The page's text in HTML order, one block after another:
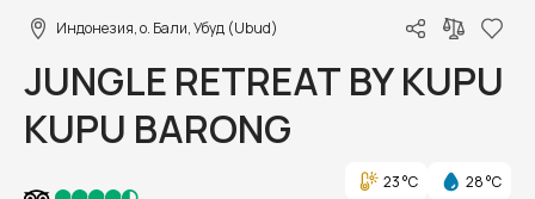
Индонезия, о. Бали, Убуд (Ubud)
JUNGLE RETREAT BY KUPU
KUPU BARONG
23 °C
28 °C